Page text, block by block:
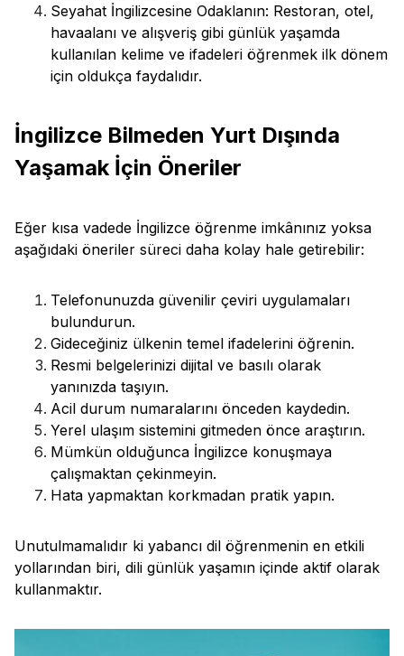
Seyahat İngilizcesine Odaklanın: Restoran, otel,
havaalanı ve alışveriş gibi günlük yaşamda
kullanılan kelime ve ifadeleri öğrenmek ilk dönem
için oldukça faydalıdır.
İngilizce Bilmeden Yurt Dışında
Yaşamak İçin Öneriler
Eğer kısa vadede İngilizce öğrenme imkânınız yoksa
aşağıdaki öneriler süreci daha kolay hale getirebilir:
Telefonunuzda güvenilir çeviri uygulamaları
bulundurun.
Gideceğiniz ülkenin temel ifadelerini öğrenin.
Resmi belgelerinizi dijital ve basılı olarak
yanınızda taşıyın.
Acil durum numaralarını önceden kaydedin.
Yerel ulaşım sistemini gitmeden önce araştırın.
Mümkün olduğunca İngilizce konuşmaya
çalışmaktan çekinmeyin.
Hata yapmaktan korkmadan pratik yapın.
Unutulmamalıdır ki yabancı dil öğrenmenin en etkili
yollarından biri, dili günlük yaşamın içinde aktif olarak
kullanmaktır.